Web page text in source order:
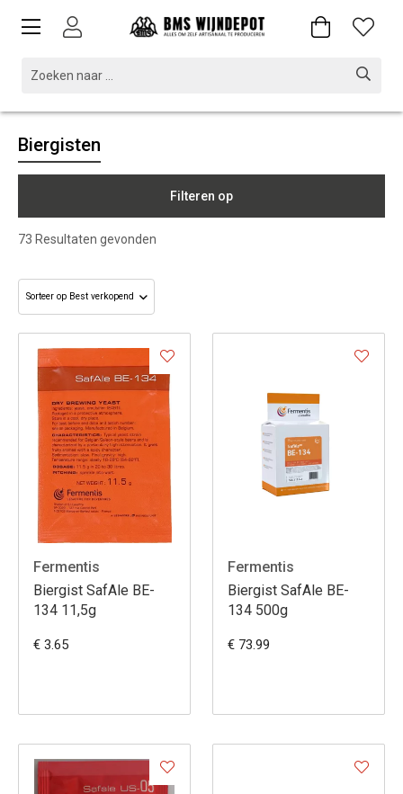
Biergisten
Filteren op
73 Resultaten gevonden
Fermentis
Biergist SafAle BE-
134 11,5g
€ 3.65
Fermentis
Biergist SafAle BE-
134 500g
€ 73.99